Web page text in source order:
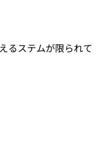
るステムが限られて